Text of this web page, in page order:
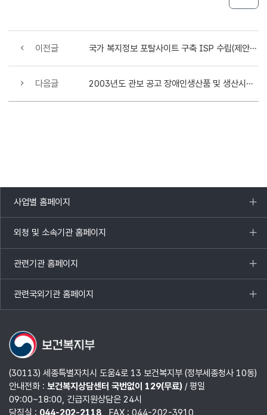
이전글 국가 복지정보 포탈사이트 구축 ISP 수립(제안요청서)
다음글 2003년도 관보 공고 장애인생산품 및 생산시설 제2차 추가 공고
사업별 홈페이지
목록
열기
외청 및 소속기관 홈페이지
목록
열기
관련기관 홈페이지
목록
열기
관련국외기관 홈페이지
목록
열기
(30113) 세종특별자치시 도움4로 13 보건복지부 (정부세종청사 10동)
안내전화 : 보건복지상담센터 국번없이 129(무료)/ 평일
09:00~18:00, 긴급지원상담은 24시
당직실 : 044-202-2118 FAX : 044-202-3910